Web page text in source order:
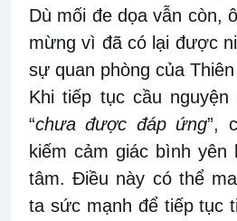
Dù mối đe dọa vẫn còn,
mừng vì đã có lại được
sự quan phòng của
Khi tiếp tục cầu
“chưa được đáp ứng”,
kiếm cảm giác bình yên
tâm. Điều này có thể
ta sức mạnh để tiếp tục